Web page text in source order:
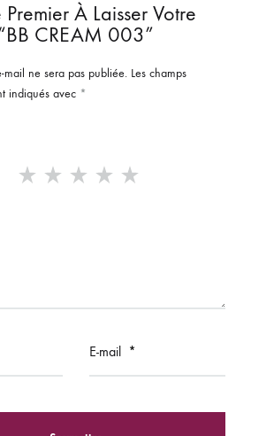
Premier À Laisser Votre
CREAM 003”
mail ne sera pas publiée. Les champs
indiqués avec *
E-mail *